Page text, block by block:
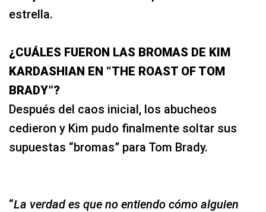
estrella.
¿CUÁLES FUERON LAS BROMAS DE KIM
KARDASHIAN EN “THE ROAST OF TOM
BRADY”?
Después del caos inicial, los abucheos
cedieron y Kim pudo finalmente soltar sus
supuestas “bromas” para Tom Brady.
“La verdad es que no entiendo cómo alguien